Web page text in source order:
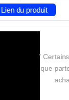
Lien du produit
”
que